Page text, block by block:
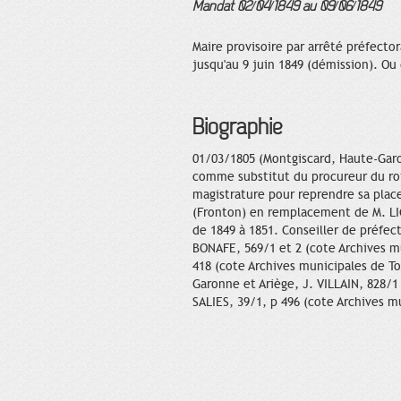
Mandat 02/04/1849 au 09/06/1849
Maire provisoire par arrêté
jusqu'au 9 juin 1849 (démission). Ou
Biographie
01/03/1805 (Montgiscard, Haute-
comme substitut du procureur du
magistrature pour reprendre sa
(Fronton) en remplacement de M.
de 1849 à 1851. Conseiller de
BONAFE, 569/1 et 2 (cote Archives
418 (cote Archives municipales de
Garonne et Ariège, J. VILLAIN,
SALIES, 39/1, p 496 (cote Archives